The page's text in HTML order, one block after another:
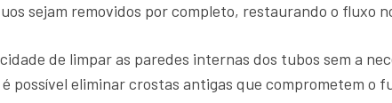
sejam removidos por completo, restaurando o fluxo
de limpar as paredes internas dos tubos sem a
eliminar crostas antigas que comprometem o